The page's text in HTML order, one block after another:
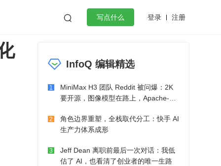
 写点什么 登录 注册
作
微服务架构 flutter
InfoQ 编辑精选
1
MiniMax H3 团队 Reddit 被问爆：2K
要开源，图像模型在路上，Apache-2.0
2
角色边界重塑，全栈取代分工：快手 AI
生产力体系成形
3
Jeff Dean 离职前最后一次对话：我低
估了 AI，也看清了创业者的唯一生路